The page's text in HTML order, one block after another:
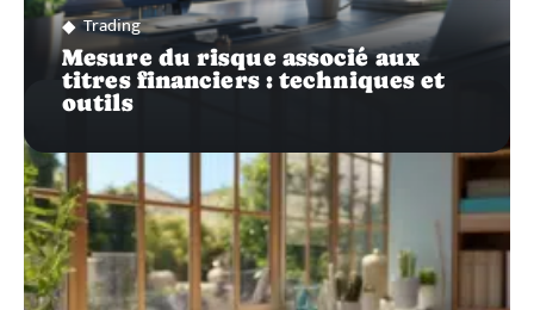
Trading
Mesure du risque associé aux
titres financiers : techniques et
outils